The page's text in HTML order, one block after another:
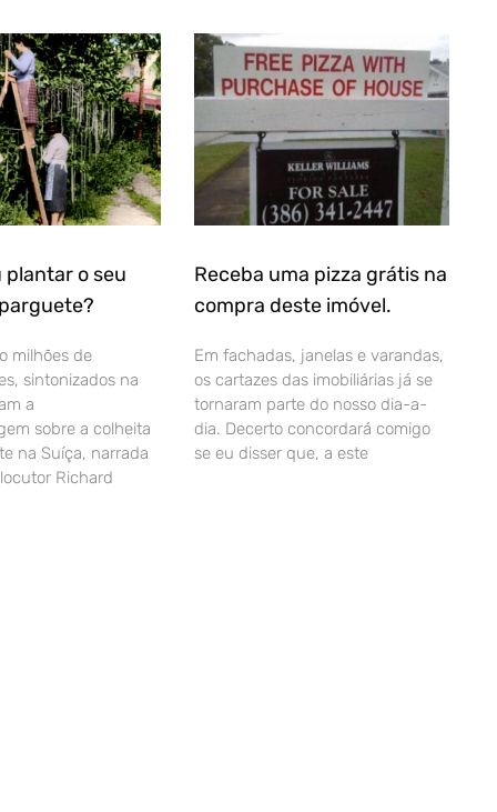
o seu
milhões de
sintonizados na
a
sobre a colheita
na Suíça, narrada
Richard
Receba uma pizza grátis na
compra deste imóvel.
Em fachadas, janelas e varandas,
os cartazes das imobiliárias já se
tornaram parte do nosso dia-a-
dia. Decerto concordará comigo
se eu disser que, a este